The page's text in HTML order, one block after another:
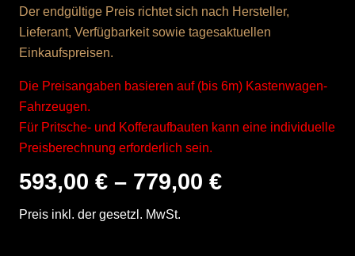
Der endgültige Preis richtet sich nach Hersteller,
Lieferant, Verfügbarkeit sowie tagesaktuellen
Einkaufspreisen.
Die Preisangaben basieren auf (bis 6m) Kastenwagen-
Fahrzeugen.
Für Pritsche- und Kofferaufbauten kann eine individuelle
Preisberechnung erforderlich sein.
593,00 € – 779,00 €
Preis inkl. der gesetzl. MwSt.